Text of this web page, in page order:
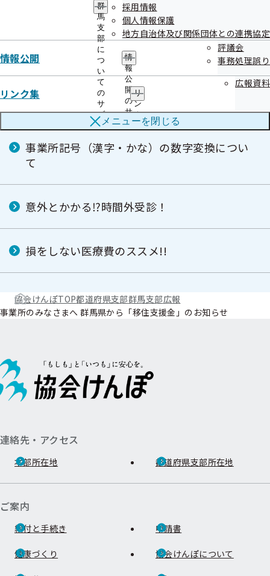
群
馬
支
部
に
つ
い
て
の
サ
ブ
メ
ュ
採用情報
個人情報保護
地方自治体及び関係団体との連携協定
情報公開
情
報
公
開
の
サ
ブ
メ
ニ
ュ
評議会
事務処理誤り
リンク集
リ
ン
ク
サ
ー
広報資料
メニューを閉じる
事業所のみなさまへ 群馬県から「移住支援
金」のお知らせ
特定健診テーマソング♪「特定健診へ行こ
う！」【群馬県保険者協議会作成】
事業所記号（漢字・かな）の数字変換につい
て
意外とかかる⁉時間外受診！
損をしない医療費のススメ!!
協会けんぽTOP都道府県支部群馬支部広報
事業所のみなさまへ 群馬県から「移住支援金」のお知らせ
連絡先・アクセス
本部所在地 都道府県支部所在地
ご案内
給付と手続き 申請書
健康づくり 協会けんぽについて